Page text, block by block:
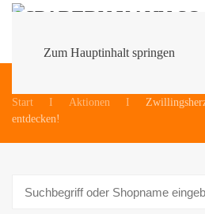
Zum Hauptinhalt springen
Start
Aktionen
entdecken!